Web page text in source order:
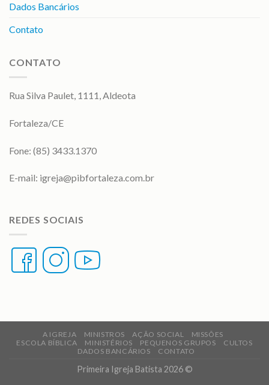
Dados Bancários
Contato
CONTATO
Rua Silva Paulet, 1111, Aldeota
Fortaleza/CE
Fone: (85) 3433.1370
E-mail: igreja@pibfortaleza.com.br
REDES SOCIAIS
A IGREJA MINISTROS AÇÃO SOCIAL
MISSÕES
ESCOLA BÍBLICA
MINISTÉRIOS PEQUENOS GRUPOS
CULTOS
DADOS BANCÁRIOS
CONTATO
Primeira Igreja Batista 2026 ©